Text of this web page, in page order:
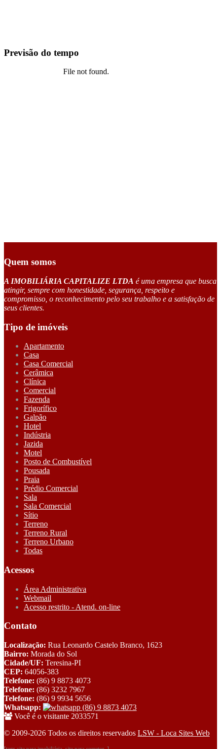
Previsão do tempo
Quem somos
A IMOBILIÁRIA CAPITALIZE LTDA é uma empresa que busca
atingir, sempre com honestidade, segurança, respeito e
compromisso, o reconhecimento pelo seu trabalho e a satisfação de
seus clientes.
Tipo de imóveis
Apartamento
Casa
Casa Comercial
Cerâmica
Clínica
Comercial
Fazenda
Frigorífico
Galpão
Hotel
Indústria
Jazida
Motel
Posto de Combustível
Pousada
Praia
Prédio Comercial
Sala
Sala Comercial
Sítio
Terreno
Terreno Rural
Terreno Urbano
Todas
Acessos
Área Administrativa
Webmail
Acesso restrito - Atend. on-line
Contato
Localização: Rua Leonardo Castelo Branco, 1623
Bairro: Morada do Sol
Cidade/UF: Teresina-PI
CEP: 64056-383
Telefone: (86) 9 8873 4073
Telefone: (86) 3232 7967
Telefone: (86) 9 9934 5656
Whatsapp:
(86) 9 8873 4073
Você é o visitante 2033571
© 2009-2026 Todos os direitos reservados LSW - Loca Sites Web